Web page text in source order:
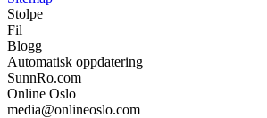
Stolpe
Fil
Blogg
Automatisk oppdatering
SunnRo.com
Online Oslo
media@onlineoslo.com